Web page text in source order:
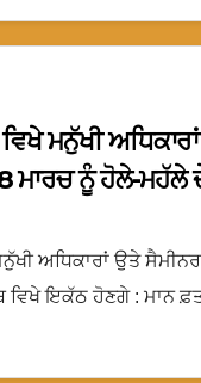
ਮਨੁੱਖੀ
ਮਾਰਚ ਨੂੰ ਹੋਲੇ-
ਅਧਿਕਾਰਾਂ ਉਤੇ
ਵਿਖੇ ਇਕੱਠ ਹੋਣਗੇ : ਮਾਨ